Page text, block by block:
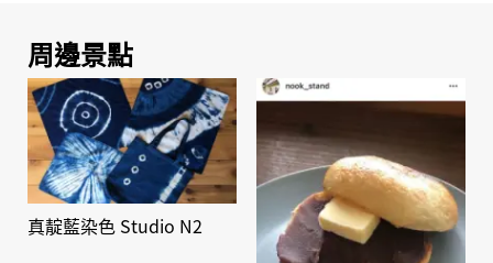
周邊景點
真靛藍染色 Studio N2